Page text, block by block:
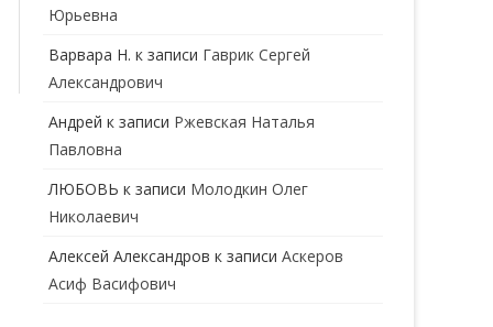
НЕВРОПАТОЛОГ
НЕФРОЛОГ
ОТОЛАРИНГОЛОГ
ОФТАЛЬМОЛОГ
ПРОКТОЛОГ
Юрьевна
Варвара Н. к записи Гаврик Сергей
Александрович
Андрей к записи Ржевская Наталья
Павловна
ЛЮБОВЬ к записи Молодкин Олег
Николаевич
Алексей Александров к записиАскеров
Асиф Васифович